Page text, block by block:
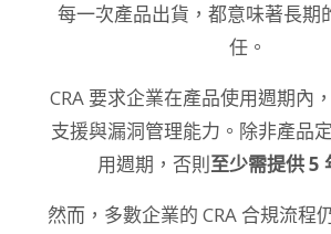
每一次產品出貨，都意味著長期
任。
CRA 要求企業在產品使用週期內
支援與漏洞管理能力。除非產品
用週期，否則至少需提供 5
然而，多數企業的 CRA 合規流程